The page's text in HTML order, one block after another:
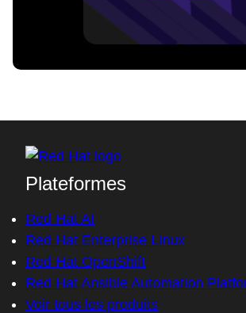
Plateformes
Red Hat AI
Red Hat Enterprise Linux
Red Hat OpenShift
Red Hat Ansible Automation
Voir tous les produits